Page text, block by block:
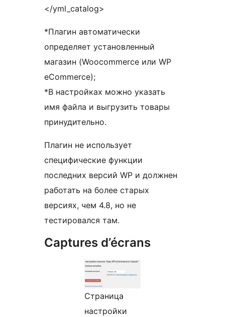
</yml_catalog>
*Плагин автоматически
определяет установленный
магазин (Woocommerce или WP
eCommerce);
*В настройках можно указать
имя файла и выгрузить товары
принудительно.
Плагин не использует
специфические функции
последних версий WP и должнен
работать на более старых
версиях, чем 4.8, но не
тестировался там.
Captures d’écrans
Страница
настройки